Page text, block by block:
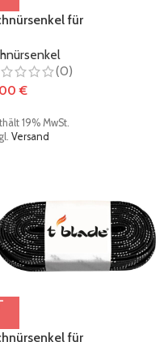
für
(0)
€
19% MwSt.
Versand
für